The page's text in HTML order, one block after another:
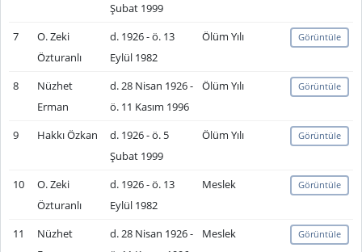
Şubat 1999
7
O. Zeki
Özturanlı
d. 1926 - ö. 13
Eylül 1982
Ölüm Yılı Görüntüle
8
Nüzhet
Erman
d. 28 Nisan 1926 -
ö. 11 Kasım 1996
Ölüm Yılı Görüntüle
9 Hakkı Özkan
d. 1926 - ö. 5
Şubat 1999
Ölüm Yılı Görüntüle
10
O. Zeki
Özturanlı
d. 1926 - ö. 13
Eylül 1982
Meslek Görüntüle
11
Nüzhet
d. 28 Nisan 1926 -
Meslek Görüntüle